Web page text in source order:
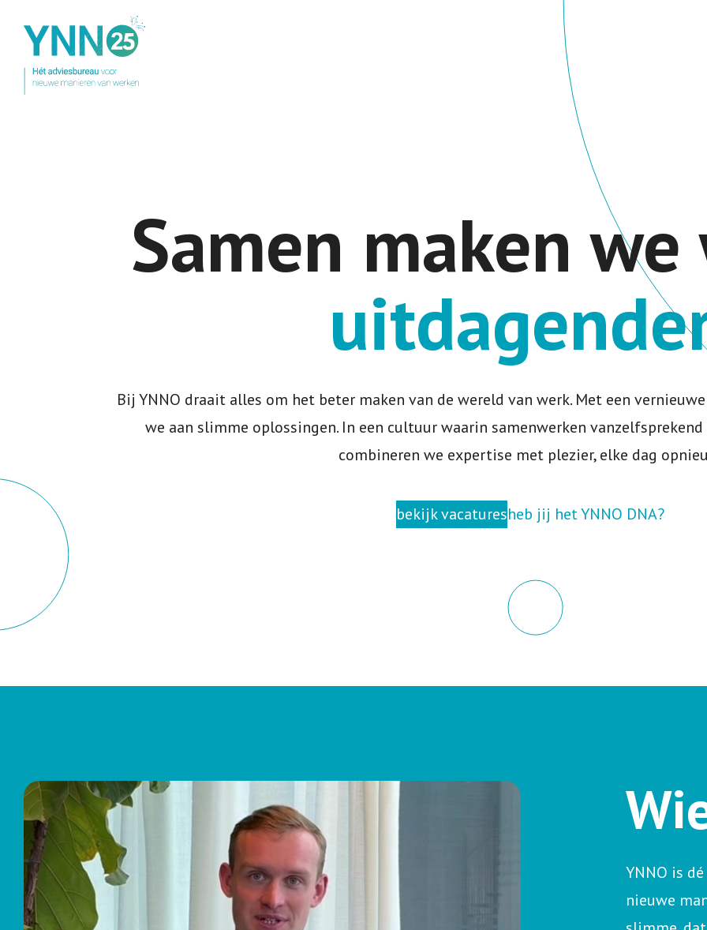
Samen maken
uitdagend
Bij YNNO draait alles om het beter maken van de wereld van werk. Met een
we aan slimme oplossingen. In een cultuur waarin samenwerken
combineren we expertise met plezier, elke dag
bekijk vacaturesheb jij het YNNO DNA?
YNNO is
nieuwe